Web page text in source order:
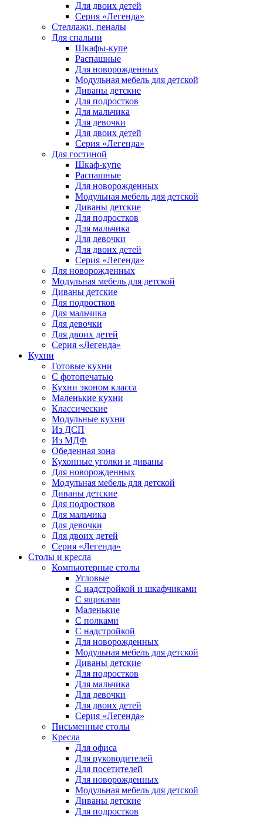
Для двоих детей
Серия «Легенда»
Стеллажи, пеналы
Для спальни
Шкафы-купе
Распашные
Для новорожденных
Модульная мебель для детской
Диваны детские
Для подростков
Для мальчика
Для девочки
Для двоих детей
Серия «Легенда»
Для гостиной
Шкаф-купе
Распашные
Для новорожденных
Модульная мебель для детской
Диваны детские
Для подростков
Для мальчика
Для девочки
Для двоих детей
Серия «Легенда»
Для новорожденных
Модульная мебель для детской
Диваны детские
Для подростков
Для мальчика
Для девочки
Для двоих детей
Серия «Легенда»
Кухни
Готовые кухни
С фотопечатью
Кухни эконом класса
Маленькие кухни
Классические
Модульные кухни
Из ДСП
Из МДФ
Обеденная зона
Кухонные уголки и диваны
Для новорожденных
Модульная мебель для детской
Диваны детские
Для подростков
Для мальчика
Для девочки
Для двоих детей
Серия «Легенда»
Столы и кресла
Компьютерные столы
Угловые
С надстройкой и шкафчиками
С ящиками
Маленькие
С полками
С надстройкой
Для новорожденных
Модульная мебель для детской
Диваны детские
Для подростков
Для мальчика
Для девочки
Для двоих детей
Серия «Легенда»
Письменные столы
Кресла
Для офиса
Для руководителей
Для посетителей
Для новорожденных
Модульная мебель для детской
Диваны детские
Для подростков